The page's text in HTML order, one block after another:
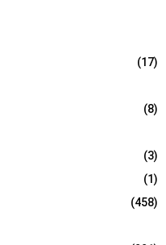
(17)
(8)
(3)
(1)
(458)